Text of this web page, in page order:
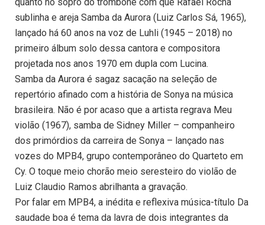
sublinha e areja Samba da Aurora (Luiz Carlos Sá, 1965),
lançado há 60 anos na voz de Luhli (1945 – 2018) no
primeiro álbum solo dessa cantora e compositora
projetada nos anos 1970 em dupla com Lucina.
Samba da Aurora é sagaz sacação na seleção de
repertório afinado com a história de Sonya na música
brasileira. Não é por acaso que a artista regrava Meu
violão (1967), samba de Sidney Miller – companheiro
dos primórdios da carreira de Sonya – lançado nas
vozes do MPB4, grupo contemporâneo do Quarteto em
Cy. O toque meio chorão meio seresteiro do violão de
Luiz Claudio Ramos abrilhanta a gravação.
Por falar em MPB4, a inédita e reflexiva música-título Da
saudade boa é tema da lavra de dois integrantes da